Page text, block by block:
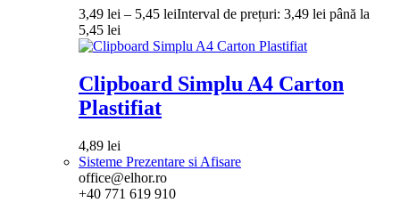
3,49 lei – 5,45 leiInterval de prețuri: 3,49 lei până la
5,45 lei
Clipboard Simplu A4 Carton
Plastifiat
4,89 lei
Sisteme Prezentare si Afisare
office@elhor.ro
+40 771 619 910